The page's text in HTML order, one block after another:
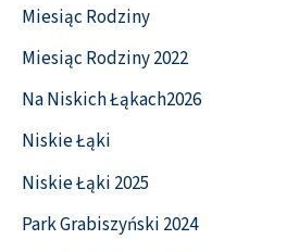
Miesiąc Rodziny
Miesiąc Rodziny 2022
Na Niskich Łąkach2026
Niskie Łąki
Niskie Łąki 2025
Park Grabiszyński 2024